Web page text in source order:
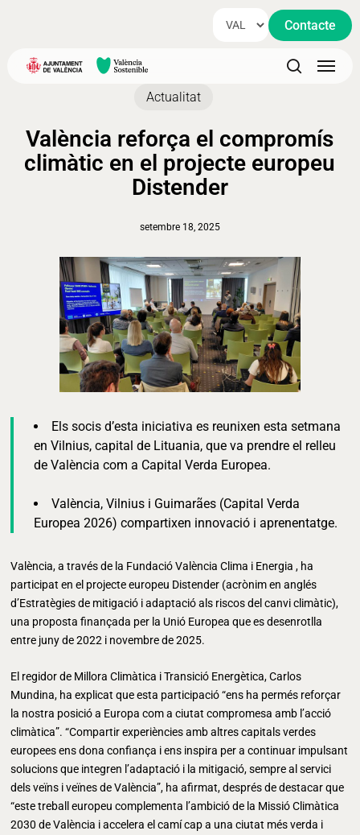
content
Contacte
search
Menu
Actualitat
València reforça el compromís
climàtic en el projecte europeu
Distender
setembre 18, 2025
Els socis d’esta iniciativa es reunixen esta setmana
en Vilnius, capital de Lituania, que va prendre el relleu
de València com a Capital Verda Europea.
València, Vilnius i Guimarães (Capital Verda
Europea 2026) compartixen innovació i aprenentatge.
València, a través de la Fundació València Clima i Energia , ha
participat en el projecte europeu Distender (acrònim en anglés
d’Estratègies de mitigació i adaptació als riscos del canvi climàtic),
una proposta finançada per la Unió Europea que es desenrotlla
entre juny de 2022 i novembre de 2025.
El regidor de Millora Climàtica i Transició Energètica, Carlos
Mundina, ha explicat que esta participació “ens ha permés reforçar
la nostra posició a Europa com a ciutat compromesa amb l’acció
climàtica”. “Compartir experiències amb altres capitals verdes
europees ens dona confiança i ens inspira per a continuar impulsant
solucions que integren l’adaptació i la mitigació, sempre al servici
dels veïns i veïnes de València”, ha afirmat, després de destacar que
“este treball europeu complementa l’ambició de la Missió Climàtica
2030 de València i accelera el camí cap a una ciutat més verda i